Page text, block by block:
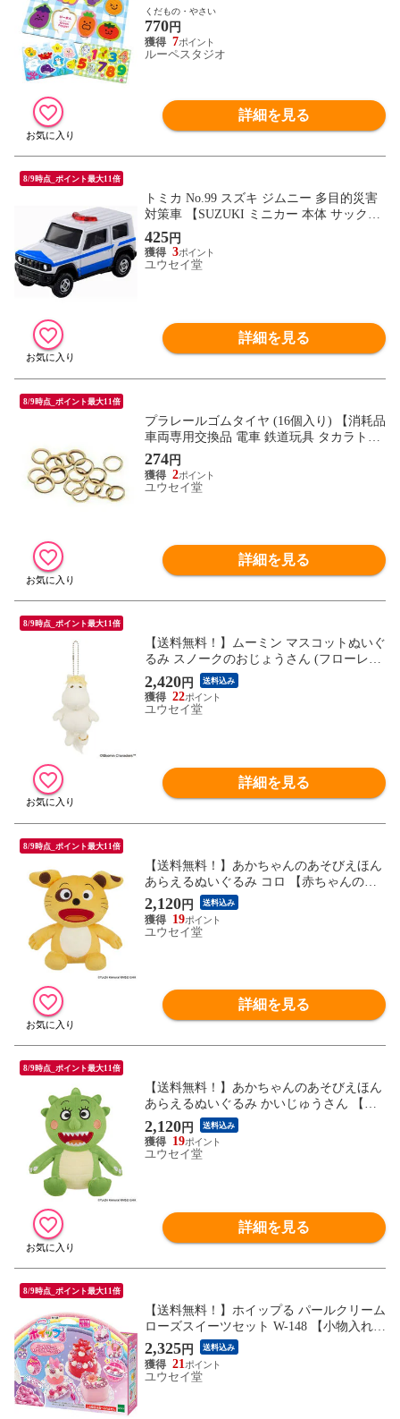
ッズ 子供 幼稚園 保育園 果物 野菜 知育パ
ズル
くだもの・やさい
770円
7
ルーペスタジオ
詳細を見る
8/9時点_ポイント最大11倍
トミカ No.99 スズキ ジムニー 多目的災害
対策車 【SUZUKI ミニカー 本体 サック箱
自動車 玩具】
425円
3
ユウセイ堂
詳細を見る
8/9時点_ポイント最大11倍
プラレールゴムタイヤ (16個入り) 【消耗品
車両専用交換品 電車 鉄道玩具 タカラトミ
ー】
274円
2
ユウセイ堂
詳細を見る
8/9時点_ポイント最大11倍
【送料無料！】ムーミン マスコットぬいぐ
るみ スノークのおじょうさん (フローレン)
【ノンノン ボールチェーン ヌイグルミキ
ーホルダー アクセサリー グッズ 雑貨 玩
具】
2,420円 送料込み
22
ユウセイ堂
詳細を見る
8/9時点_ポイント最大11倍
【送料無料！】あかちゃんのあそびえほん
あらえるぬいぐるみ コロ 【赤ちゃんの遊
び絵本 雑貨 グッズ 誕生日 クリスマス プ
レゼント 玩具 おもちゃ セキグチ】
2,120円 送料込み
19
ユウセイ堂
詳細を見る
8/9時点_ポイント最大11倍
【送料無料！】あかちゃんのあそびえほん
あらえるぬいぐるみ かいじゅうさん 【怪
獣さん 赤ちゃんの遊び絵本 雑貨 グッズ 誕
生日 クリスマス プレゼント 玩具 おもち
ゃ】
2,120円 送料込み
19
ユウセイ堂
詳細を見る
8/9時点_ポイント最大11倍
【送料無料！】ホイップる パールクリーム
ローズスイーツセット W-148 【小物入れ
スイーツ ケーキ お菓子 アクセサリー 作成
キット 手芸 玩具 ホイップル ほいっぷる】
2,325円 送料込み
21
ユウセイ堂